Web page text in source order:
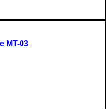
MT-03